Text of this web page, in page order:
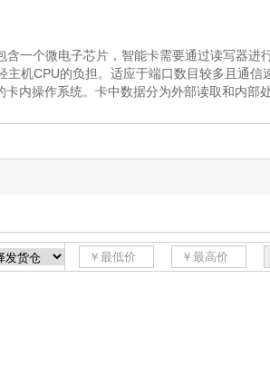
一个微电子芯片，智能卡需要通过读写器
机CPU的负担。适应于端口数目较多且通
内操作系统。卡中数据分为外部读取和内部